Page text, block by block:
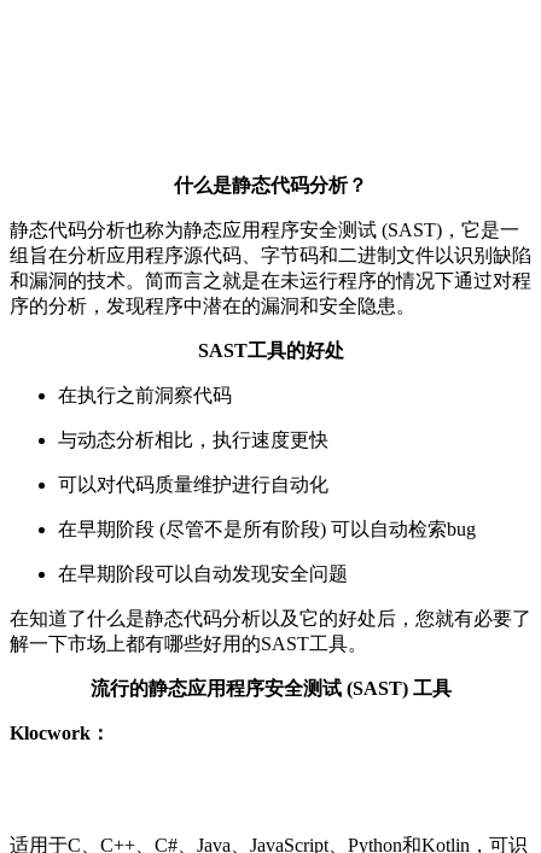
什么是静态代码分析？
静态代码分析也称为静态应用程序安全测试 (SAST)，它是一
组旨在分析应用程序源代码、字节码和二进制文件以识别缺陷
和漏洞的技术。简而言之就是在未运行程序的情况下通过对程
序的分析，发现程序中潜在的漏洞和安全隐患。
​SAST工具的好处
在执行之前洞察代码
与动态分析相比，执行速度更快
可以对代码质量维护进行自动化
在早期阶段 (尽管不是所有阶段) 可以自动检索bug
在早期阶段可以自动发现安全问题
在知道了什么是静态代码分析以及它的好处后，您就有必要了
解一下市场上都有哪些好用的SAST工具。
流行的静态应用程序安全测试 (SAST) 工具
Klocwork：
适用于C、C++、C#、Java、JavaScript、Python和Kotlin，可识